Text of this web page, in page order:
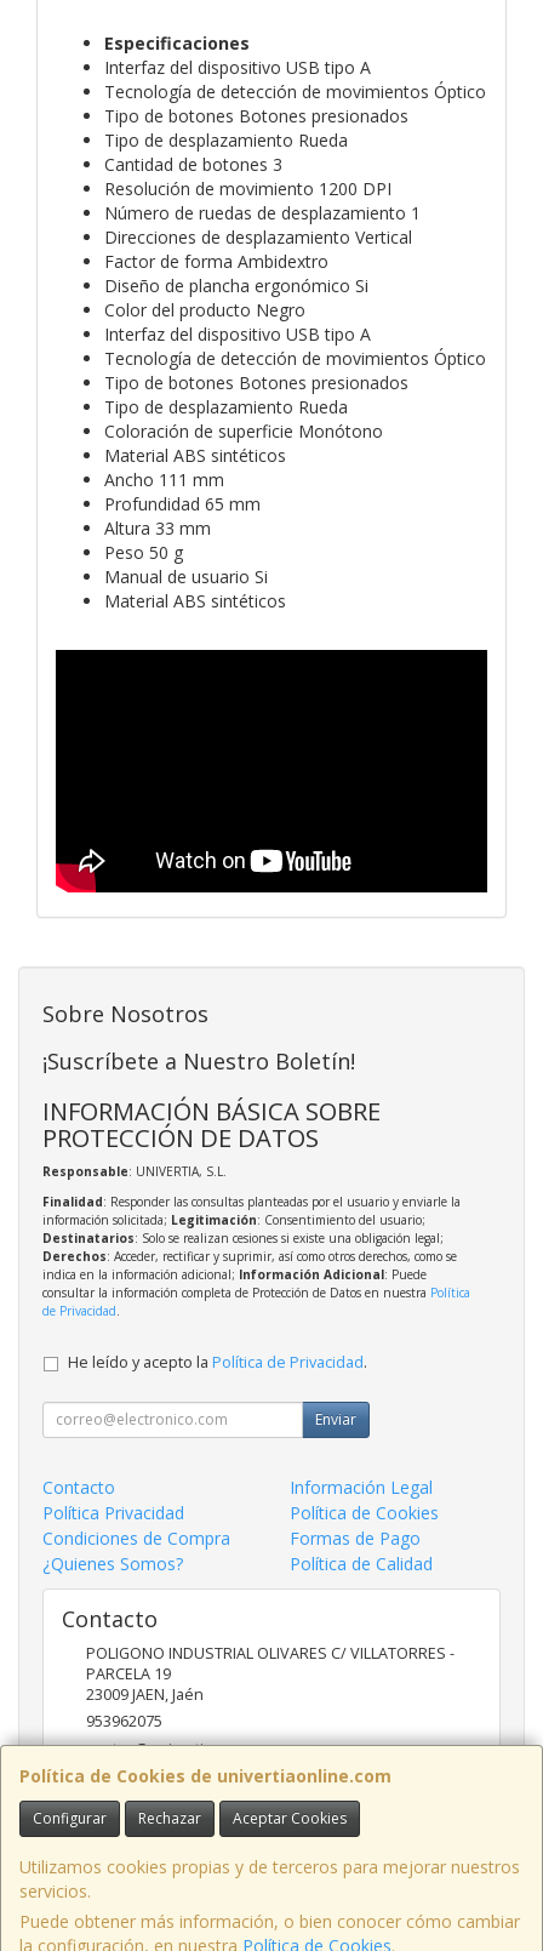
Especificaciones
Interfaz del dispositivo USB tipo A
Tecnología de detección de movimientos Óptico
Tipo de botones Botones presionados
Tipo de desplazamiento Rueda
Cantidad de botones 3
Resolución de movimiento 1200 DPI
Número de ruedas de desplazamiento 1
Direcciones de desplazamiento Vertical
Factor de forma Ambidextro
Diseño de plancha ergonómico Si
Color del producto Negro
Interfaz del dispositivo USB tipo A
Tecnología de detección de movimientos Óptico
Tipo de botones Botones presionados
Tipo de desplazamiento Rueda
Coloración de superficie Monótono
Material ABS sintéticos
Ancho 111 mm
Profundidad 65 mm
Altura 33 mm
Peso 50 g
Manual de usuario Si
Material ABS sintéticos
Política de Cookies de univertiaonline.com
Configurar Rechazar Aceptar Cookies
Utilizamos cookies propias y de terceros para mejorar nuestros
servicios.
Puede obtener más información, o bien conocer cómo cambiar
la configuración, en nuestra Política de Cookies.
Sobre Nosotros
¡Suscríbete a Nuestro Boletín!
INFORMACIÓN BÁSICA SOBRE
PROTECCIÓN DE DATOS
Responsable: UNIVERTIA, S.L.
Finalidad: Responder las consultas planteadas por el usuario y enviarle la
información solicitada; Legitimación: Consentimiento del usuario;
Destinatarios: Solo se realizan cesiones si existe una obligación legal;
Derechos: Acceder, rectificar y suprimir, así como otros derechos, como se
indica en la información adicional; Información Adicional: Puede
consultar la información completa de Protección de Datos en nuestra Política
de Privacidad.
He leído y acepto la Política de Privacidad.
Enviar
Contacto
Información Legal
Política Privacidad
Política de Cookies
Condiciones de Compra
Formas de Pago
¿Quienes Somos?
Política de Calidad
Contacto
POLIGONO INDUSTRIAL OLIVARES C/ VILLATORRES -
PARCELA 19
23009JAEN,Jaén
953962075
ventas@univertia.es
Horario
09:30 -14:00 Y 16:30- 20:00 HORAS